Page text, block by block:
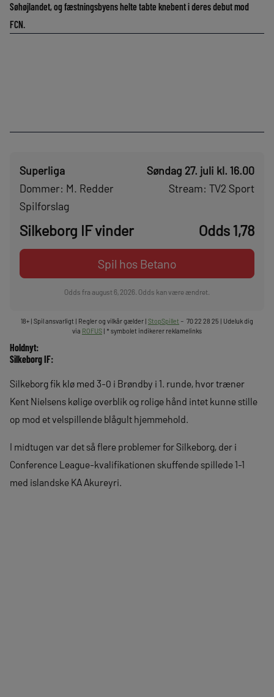
Søhøjlandet, og fæstningsbyens helte tabte knebent i deres debut mod
FCN.
Superliga
Dommer: M. Redder
Søndag 27. juli kl. 16.00
Stream: TV2 Sport
Spilforslag
Silkeborg IF vinder Odds 1,78
Spil hos Betano
Odds fra august 6, 2026. Odds kan være ændret.
18+ | Spil ansvarligt | Regler og vilkår gælder | StopSpillet – 70 22 28 25 | Udeluk dig
via ROFUS | * symbolet indikerer reklamelinks
Holdnyt:
Silkeborg IF:
Silkeborg fik klø med 3-0 i Brøndby i 1. runde, hvor træner
Kent Nielsens kølige overblik og rolige hånd intet kunne stille
op mod et velspillende blågult hjemmehold.
I midtugen var det så flere problemer for Silkeborg, der i
Conference League-kvalifikationen skuffende spillede 1-1
med islandske KA Akureyri.